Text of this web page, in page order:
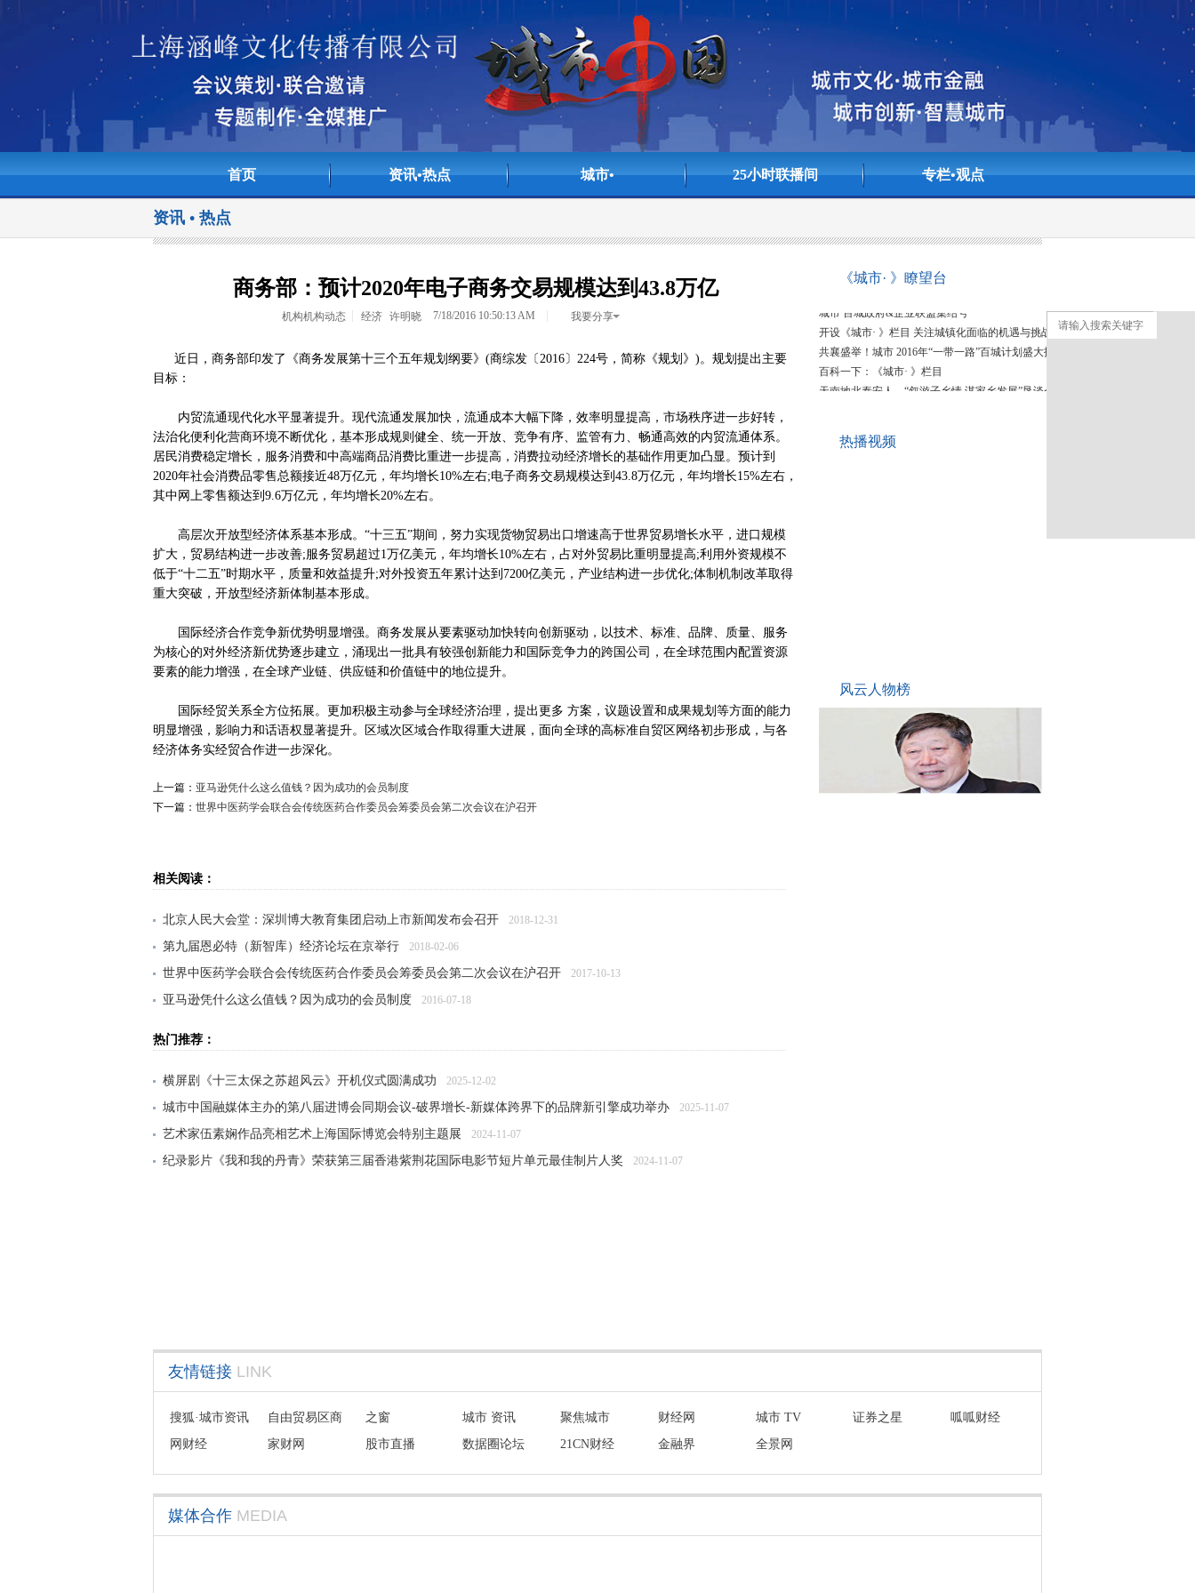
首页 资讯•热点 城市• 25小时联播间 专栏•观点
资讯 • 热点
商务部：预计2020年电子商务交易规模达到43.8万亿
机构机构动态 经济 许明晓 7/18/2016 10:50:13 AM 我要分享
近日，商务部印发了《商务发展第十三个五年规划纲要》(商综发〔2016〕224号，简称《规划》)。规划提出主要
目标：
内贸流通现代化水平显著提升。现代流通发展加快，流通成本大幅下降，效率明显提高，市场秩序进一步好转，
法治化便利化营商环境不断优化，基本形成规则健全、统一开放、竞争有序、监管有力、畅通高效的内贸流通体系。
居民消费稳定增长，服务消费和中高端商品消费比重进一步提高，消费拉动经济增长的基础作用更加凸显。预计到
2020年社会消费品零售总额接近48万亿元，年均增长10%左右;电子商务交易规模达到43.8万亿元，年均增长15%左右，
其中网上零售额达到9.6万亿元，年均增长20%左右。
高层次开放型经济体系基本形成。“十三五”期间，努力实现货物贸易出口增速高于世界贸易增长水平，进口规模
扩大，贸易结构进一步改善;服务贸易超过1万亿美元，年均增长10%左右，占对外贸易比重明显提高;利用外资规模不
低于“十二五”时期水平，质量和效益提升;对外投资五年累计达到7200亿美元，产业结构进一步优化;体制机制改革取得
重大突破，开放型经济新体制基本形成。
国际经济合作竞争新优势明显增强。商务发展从要素驱动加快转向创新驱动，以技术、标准、品牌、质量、服务
为核心的对外经济新优势逐步建立，涌现出一批具有较强创新能力和国际竞争力的跨国公司，在全球范围内配置资源
要素的能力增强，在全球产业链、供应链和价值链中的地位提升。
国际经贸关系全方位拓展。更加积极主动参与全球经济治理，提出更多 方案，议题设置和成果规划等方面的能力
明显增强，影响力和话语权显著提升。区域次区域合作取得重大进展，面向全球的高标准自贸区网络初步形成，与各
经济体务实经贸合作进一步深化。
上一篇： 亚马逊凭什么这么值钱？因为成功的会员制度
下一篇： 世界中医药学会联合会传统医药合作委员会筹委员会第二次会议在沪召开
相关阅读：
北京人民大会堂：深圳博大教育集团启动上市新闻发布会召开 2018-12-31
第九届恩必特（新智库）经济论坛在京举行 2018-02-06
世界中医药学会联合会传统医药合作委员会筹委员会第二次会议在沪召开 2017-10-13
亚马逊凭什么这么值钱？因为成功的会员制度 2016-07-18
热门推荐：
横屏剧《十三太保之苏超风云》开机仪式圆满成功 2025-12-02
城市中国融媒体主办的第八届进博会同期会议-破界增长-新媒体跨界下的品牌新引擎成功举办 2025-11-07
艺术家伍素娴作品亮相艺术上海国际博览会特别主题展 2024-11-07
纪录影片《我和我的丹青》荣获第三届香港紫荆花国际电影节短片单元最佳制片人奖 2024-11-07
《城市· 》瞭望台
《城市· 》栏目矗立东方明珠，望城市变迁，讲述城市故事
开设《城市· 》栏目 关注城镇化面临的机遇与挑战
热播视频
风云人物榜
友情链接 LINK
搜狐·城市资讯
自由贸易区商
会联盟
之窗 城市 资讯 聚焦城市 财经网 城市 TV 证券之星
呱呱财经
网财经
家财网 股市直播 数据圈论坛 21CN财经 金融界 全景网
媒体合作 MEDIA